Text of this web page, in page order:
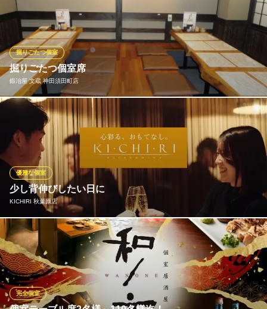
用でも完全個室でご案内可能です。ゆったりお寛ぎください。
串焼きと野菜巻き 完全個室居酒屋 串治郎 秋葉原店
串焼きと野菜巻きのお店
ＪＲ秋葉原駅 徒歩1分
東京都千代田区神田佐久間町1-24 GATO秋葉原ビル5F
掘りごたつ個室席
鍛冶屋 文蔵 神田須田町店
掘りごたつ個室
大小掘りごたつ個室席ございます
鍛冶屋 文蔵 神田須田町店
やきとり・串焼・居酒屋
ＪＲ秋葉原駅 徒歩3分
東京都千代田区神田須田町2-7 ＪＲ高架下
少し背伸びしたい日に
KICHIRI 秋葉原店
優雅な個室
デート・女子会・記念日など「少し背伸びしたいけれど、高級店
ほど気負いたくない」シーンに
KICHIRI 秋葉原店
カジュアル和モダン個室
ＪＲ秋葉原駅 徒歩1分
完全個室